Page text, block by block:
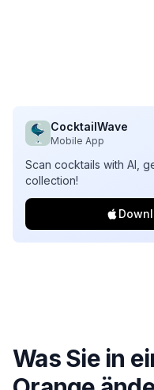
CocktailWave
Mobile App
Scan cocktails with AI,
collection!
Was Sie in